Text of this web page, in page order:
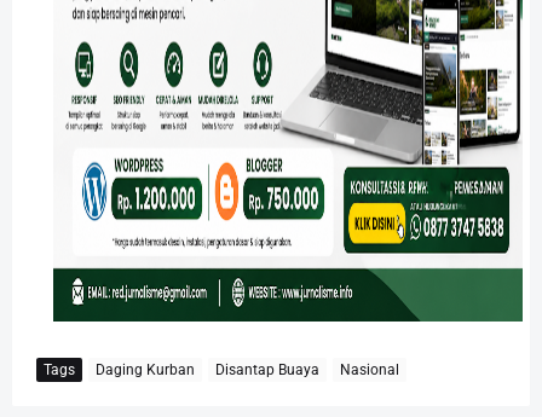
Tags Daging Kurban Disantap Buaya Nasional